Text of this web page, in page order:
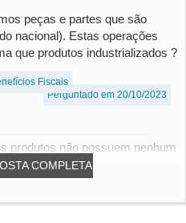
peças e partes que são
nacional). Estas operações
que produtos industrializados ?
Fiscais
Perguntado em 20/10/2023
COMPLETA
produtos não possuem nenhum
do seu...